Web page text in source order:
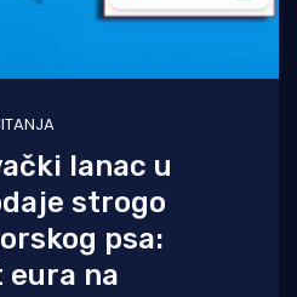
lanac u
strogo
psa:
eura na